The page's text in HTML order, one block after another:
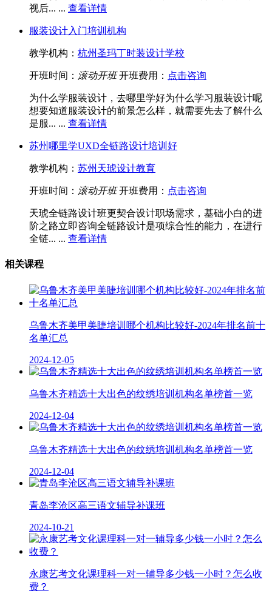
视后... ... 查看详情
服装设计入门培训机构
教学机构： 杭州圣玛丁时装设计学校
开班时间： 滚动开班 开班费用： 点击咨询
为什么学服装设计，去哪里学好为什么学习服装设计呢
想要知道服装设计的前景怎么样，就需要先去了解什么
是服... ... 查看详情
苏州哪里学UXD全链路设计培训好
教学机构： 苏州天琥设计教育
开班时间： 滚动开班 开班费用： 点击咨询
天琥全链路设计班更契合设计职场需求，基础小白的进
阶之路立即咨询全链路设计是项综合性的能力，在进行
全链... ... 查看详情
相关课程
乌鲁木齐美甲美睫培训哪个机构比较好-2024年排名前十
名单汇总
2024-12-05
乌鲁木齐精选十大出色的纹绣培训机构名单榜首一览
2024-12-04
乌鲁木齐精选十大出色的纹绣培训机构名单榜首一览
2024-12-04
青岛李沧区高三语文辅导补课班
2024-10-21
永康艺考文化课理科一对一辅导多少钱一小时？怎么收
费？